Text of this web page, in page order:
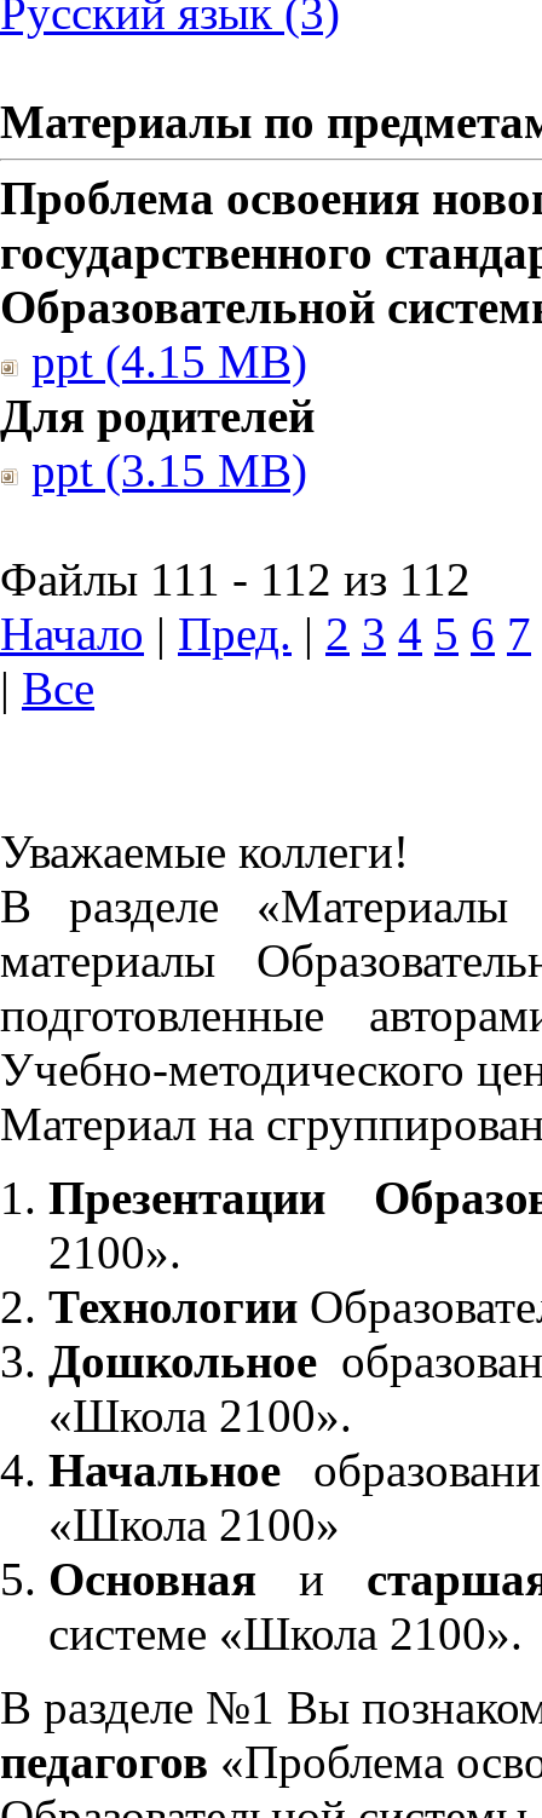
Русский язык (3)
Материалы по
Проблема освоения
государственного
Образовательной
ppt (4.15 MB)
Для родителей
ppt (3.15 MB)
Файлы 111 - 112 из 112
Начало | Пред. | 2 3 4 5 6 7
| Все
Уважаемые коллеги!
В разделе «Материалы
материалы
подготовленные
Учебно-методического
Материал на
Презентации
2100».
Технологии
Дошкольное
«Школа 2100».
Начальное
«Школа 2100»
Основнаяи
системе «Школа 2100».
В разделе №1 Вы
педагогов «Проблема